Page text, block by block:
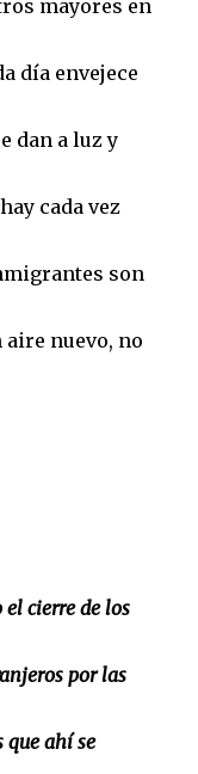
mayores en
día envejece
dan a luz y
cada vez
son
aire nuevo, no
cierre de los
por las
que ahí se